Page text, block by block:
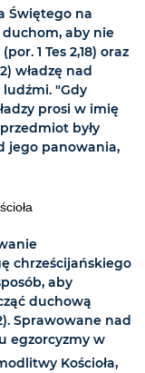
Świętego na
duchom, aby nie
1 Tes 2,18) oraz
władzę nad
"Gdy
prosi w imię
były
jego panowania,
chrześcijańskiego
aby
duchową
Sprawowane nad
egzorcyzmy w
Kościoła,